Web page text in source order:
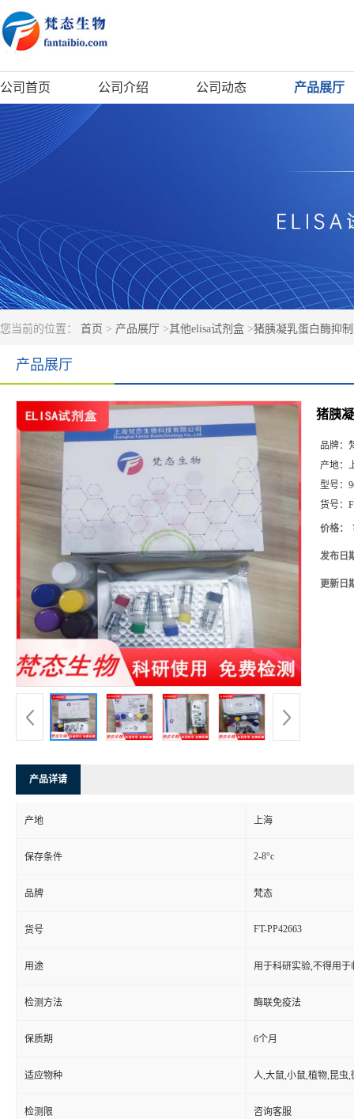
公司首页 公司介绍 公司动态 产品展厅
您当前的位置： 首页 > 产品展厅 >其他elisa试剂盒 >猪胰凝乳蛋白酶抑
产品展厅
猪胰
品牌：
产地：
型号：
货号：
价格：
发布日
更新日
产品详请
产地 上海
保存条件 2-8°c
品牌 梵态
货号 FT-PP42663
用途 用于科研实验,不得用于
检测方法 酶联免疫法
保质期 6个月
适应物种 人,大鼠,小鼠,植物,昆虫,
检测限 咨询客服